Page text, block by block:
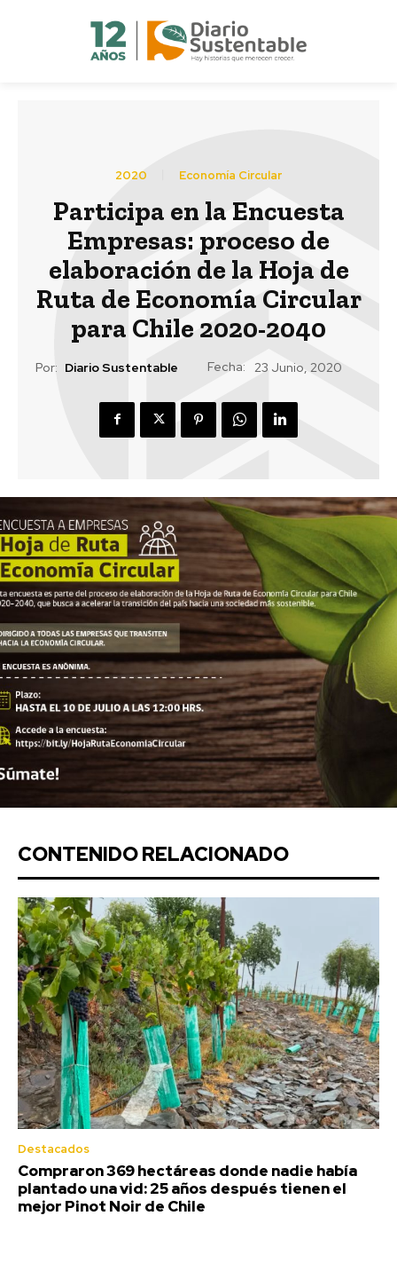
2020 Economía Circular
Participa en la Encuesta
Empresas: proceso de
elaboración de la Hoja de
Ruta de Economía Circular
para Chile 2020-2040
Por: Diario Sustentable Fecha: 23 Junio, 2020
CONTENIDO RELACIONADO
Destacados
Compraron 369 hectáreas donde nadie había
plantado una vid: 25 años después tienen el
mejor Pinot Noir de Chile